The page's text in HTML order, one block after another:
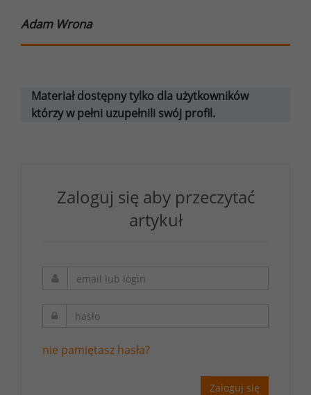
Adam Wrona
Materiał dostępny tylko dla użytkowników
którzy w pełni uzupełnili swój profil.
Zaloguj się aby przeczytać
artykuł
nie pamiętasz hasła?
Zaloguj się